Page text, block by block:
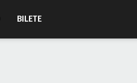
BILETE